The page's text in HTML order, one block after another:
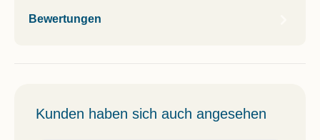
Bewertungen
Kunden haben sich auch angesehen